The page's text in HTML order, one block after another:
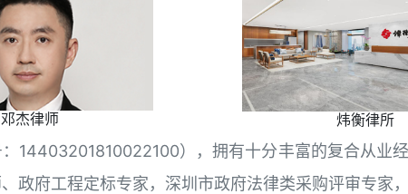
邓杰律师 炜衡律所
14403201810022100），拥有十分丰富的复合从业
政府工程定标专家，深圳市政府法律类采购评审专家